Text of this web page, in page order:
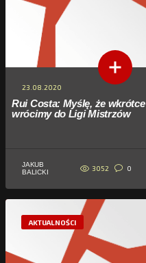
23.08.2020
Rui Costa: Myślę, że wkrótce
wrócimy do Ligi Mistrzów
JAKUB
BALICKI
3052 0
AKTUALNOŚCI